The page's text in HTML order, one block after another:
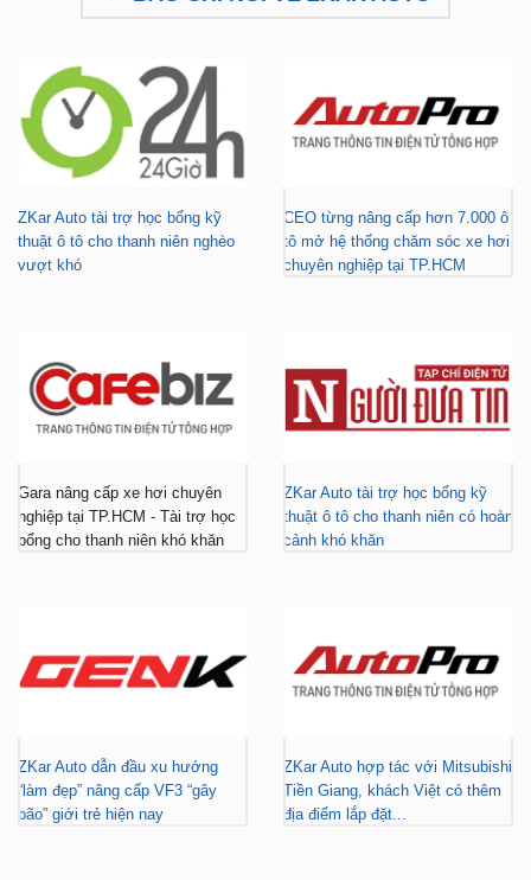
ZKar Auto tài trợ học bổng kỹ
thuật ô tô cho thanh niên nghèo
vượt khó
CEO từng nâng cấp hơn 7.000 ô
tô mở hệ thống chăm sóc xe hơi
chuyên nghiệp tại TP.HCM
Gara nâng cấp xe hơi chuyên
nghiệp tại TP.HCM - Tài trợ học
bổng cho thanh niên khó khăn
ZKar Auto tài trợ học bổng kỹ
thuật ô tô cho thanh niên có hoàn
cảnh khó khăn
ZKar Auto dẫn đầu xu hướng
“làm đẹp” nâng cấp VF3 “gây
bão” giới trẻ hiện nay
ZKar Auto hợp tác với Mitsubishi
Tiền Giang, khách Việt có thêm
địa điểm lắp đặt...